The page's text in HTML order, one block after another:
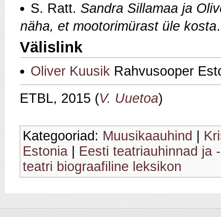
S. Ratt. Sandra Sillamaa ja
näha, et mootorimürast üle kosta
Välislink
Oliver Kuusik Rahvusooper
ETBL, 2015 (V. Uuetoa)
Kategooriad: Muusikaauhind
Estonia
Eesti teatriauhinnad ja
teatri biograafiline leksikon